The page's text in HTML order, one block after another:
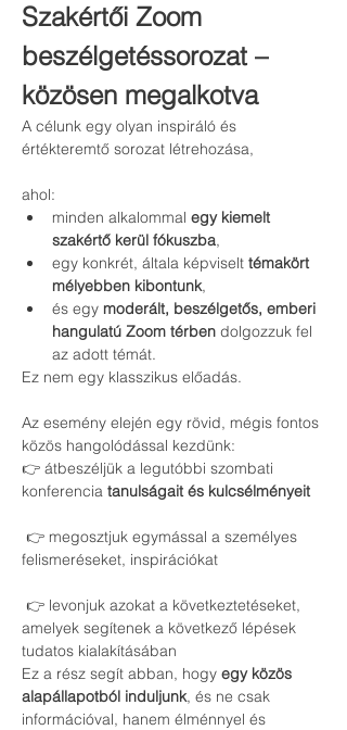
Szakértői Zoom
beszélgetéssorozat –
közösen megalkotva
A célunk egy olyan inspiráló és
értékteremtő sorozat létrehozása,
ahol:
minden alkalommal egy kiemelt
szakértő kerül fókuszba,
egy konkrét, általa képviselt témakört
mélyebben kibontunk,
és egy moderált, beszélgetős, emberi
hangulatú Zoom térben dolgozzuk fel
az adott témát.
Ez nem egy klasszikus előadás.
Az esemény elején egy rövid, mégis fontos
közös hangolódással kezdünk:
👉 átbeszéljük a legutóbbi szombati
konferencia tanulságait és kulcsélményeit
felismeréseket, inspirációkat
amelyek segítenek a következő lépések
tudatos kialakításában
Ez a rész segít abban, hogy egy közös
alapállapotból induljunk, és ne csak
információval, hanem élménnyel és